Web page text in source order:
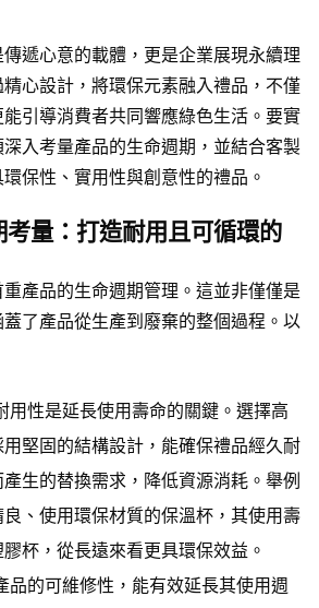
遞心意的載體，更是企業展現永續理
心設計，將環保元素融入禮品，不僅
引導消費者共同響應綠色生活。要實
入考量產品的生命週期，並結合客製
保性、實用性與創意性的禮品。
考量：打造耐用且可循環的
產品的生命週期管理。這並非僅僅是
了產品從生產到廢棄的整個過程。以
用性是延長使用壽命的關鍵。選擇高
堅固的結構設計，能確保禮品經久耐
生的替換需求，降低資源消耗。舉例
、使用環保材質的保溫杯，其使用壽
杯，從長遠來看更具環保效益。
品的可維修性，能有效延長其使用週